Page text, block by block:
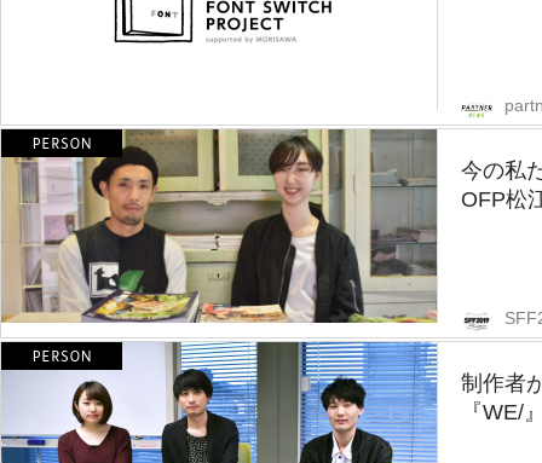
今の私
OFP松
制作者
『WE/